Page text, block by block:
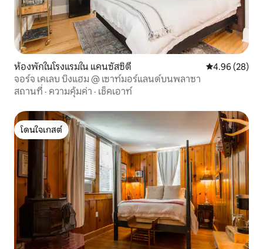
ห้องพักในโรงแรมใน แคนซัสซิตี คะแนนเฉลี่ย
4.96 (28)
จอร์จ เคเลบ บิงแฮม @ เซาท์มอร์แลนด์บนพลาซา
สถานที่ · ความคุ้มค่า · เช็คเอาท์
โดนใจเกสต์
โดนใจเกสต์